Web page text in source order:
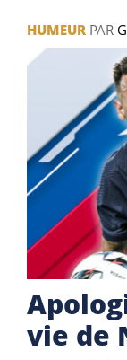
HUMEUR PAR
vie de